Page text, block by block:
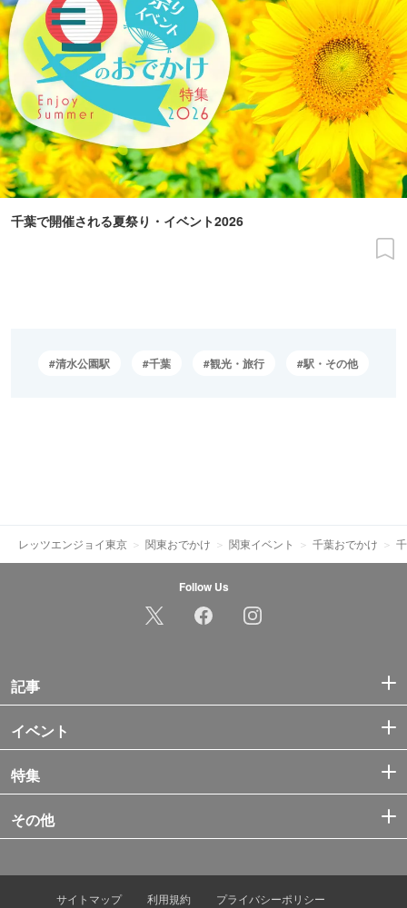
千葉で開催される夏祭り・イベント2026
清水公園駅 千葉 観光・旅行 駅・その他
レッツエンジョイ東京 関東おでかけ 関東イベント 千葉おでかけ
Follow Us
記事
イベント
特集
その他
サイトマップ 利用規約 プライバシーポリシー